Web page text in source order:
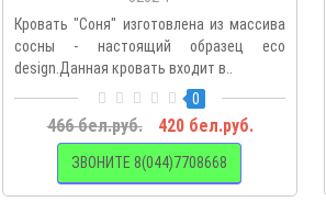
Кровать "Соня" изготовлена из массива
сосны - настоящий образец eco
design.Данная кровать входит в..
0
466 бел.руб. 420 бел.руб.
ЗВОНИТЕ 8(044)7708668